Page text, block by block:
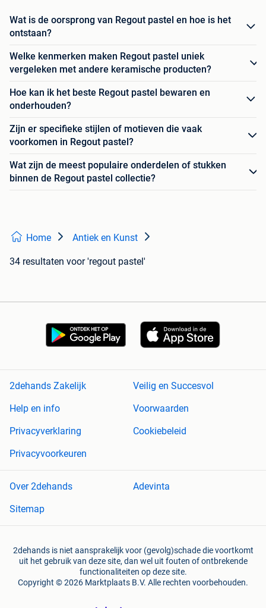
Wat is de oorsprong van Regout pastel en hoe is het
ontstaan?
Welke kenmerken maken Regout pastel uniek
vergeleken met andere keramische producten?
Hoe kan ik het beste Regout pastel bewaren en
onderhouden?
Zijn er specifieke stijlen of motieven die vaak
voorkomen in Regout pastel?
Wat zijn de meest populaire onderdelen of stukken
binnen de Regout pastel collectie?
Home Antiek en Kunst
34 resultaten voor 'regout pastel'
2dehands Zakelijk
Veilig en Succesvol
Help en info
Voorwaarden
Privacyverklaring
Cookiebeleid
Privacyvoorkeuren
Over 2dehands
Adevinta
Sitemap
2dehands is niet aansprakelijk voor (gevolg)schade die voortkomt
uit het gebruik van deze site, dan wel uit fouten of ontbrekende
functionaliteiten op deze site.
Copyright © 2026 Marktplaats B.V. Alle rechten voorbehouden.